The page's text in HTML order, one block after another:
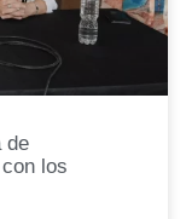
de
los